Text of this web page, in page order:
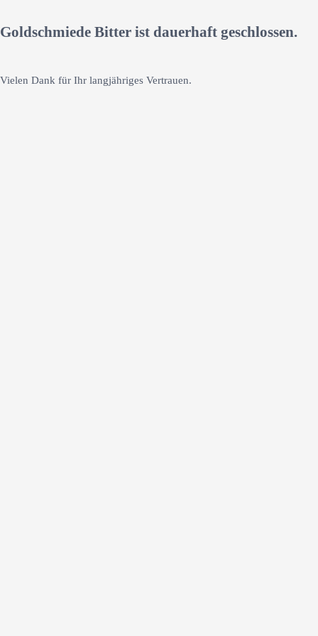
Goldschmiede Bitter ist dauerhaft geschlossen.
Vielen Dank für Ihr langjähriges Vertrauen.